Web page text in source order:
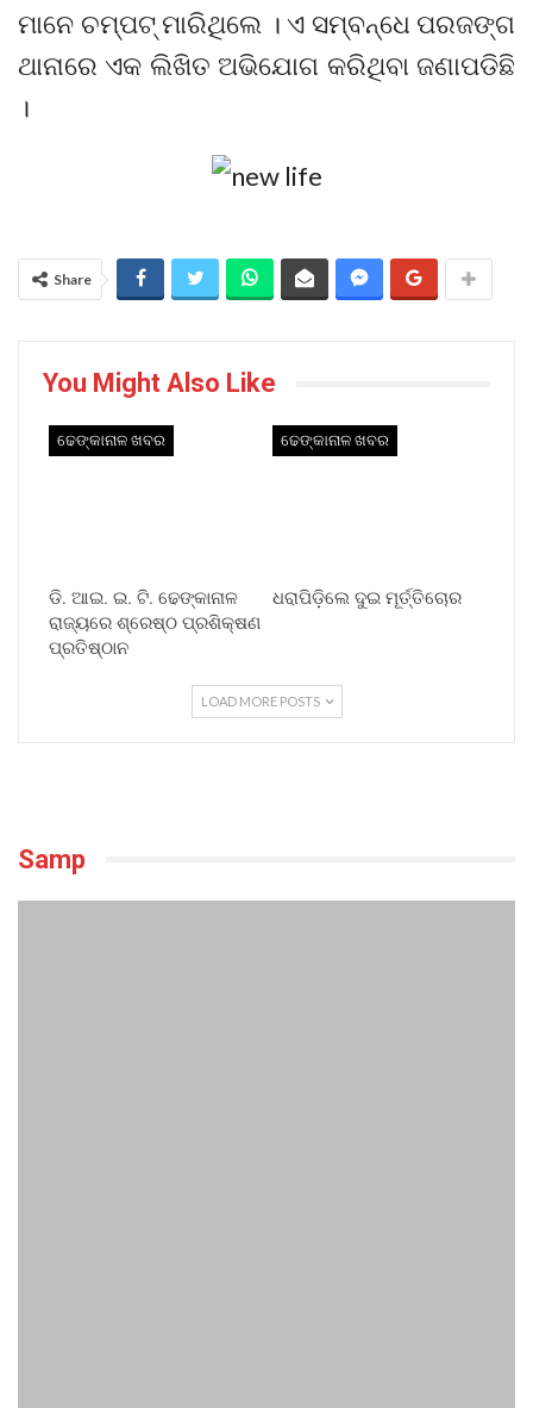
ମାନେ ଚମ୍ପଟ୍ ମାରିଥିଲେ । ଏ ସମ୍ବନ୍ଧେ ପରଜଙ୍ଗ
ଥାନାରେ ଏକ ଲିଖିତ ଅଭିଯୋଗ କରିଥିବା ଜଣାପଡିଛି
।
Share
You Might Also Like
ଢେଙ୍କାନାଳ ଖବର
ଡି. ଆଇ. ଇ. ଟି. ଢେଙ୍କାନାଳ
ରାଜ୍ୟରେ ଶ୍ରେଷ୍ଠ ପ୍ରଶିକ୍ଷଣ
ପ୍ରତିଷ୍ଠାନ
ଢେଙ୍କାନାଳ ଖବର
ଧରାପିଡ଼ିଲେ ଦୁଇ ମୂର୍ତ୍ତିଚୋର
LOAD MORE POSTS
Samp